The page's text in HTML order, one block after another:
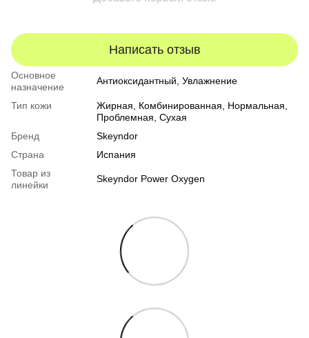
Написать отзыв
Основное
назначение
Антиоксидантный, Увлажнение
Тип кожи Жирная, Комбинированная, Нормальная,
Проблемная, Сухая
Бренд
Skeyndor
Страна
Испания
Товар из
линейки
Skeyndor Power Oxygen